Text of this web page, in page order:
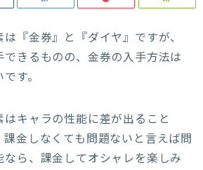
『金券』と『ダイヤ』ですが、
きるものの、金券の入手方法は
す。
キャラの性能に差が出ること
金しなくても問題ないと言えば問
ら、課金してオシャレを楽しみ